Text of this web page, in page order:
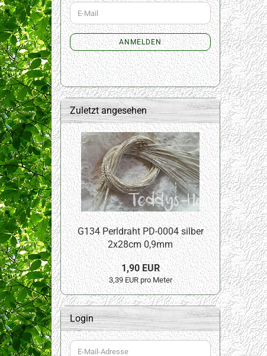
WEITER
ZUR
NEWSLETTER-
ANMELDUNG
E-
Mail
ANMELDEN
Zuletzt angesehen
G134 Perldraht PD-0004 silber
2x28cm 0,9mm
1,90 EUR
3,39 EUR pro Meter
Login
E-